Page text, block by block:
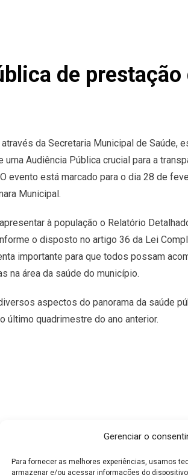
Gerenciar o
Para fornecer as melhores experiências, usamos
armazenar e/ou acessar informações do
de prestação
da Secretaria Municipal de Saúde,
Audiência Pública crucial para a
evento está marcado para o dia 28 de
Municipal.
à população o Relatório
o disposto no artigo 36 da Lei
importante para que todos possam
na área da saúde do município.
aspectos do panorama da saúde
último quadrimestre do ano anterior.